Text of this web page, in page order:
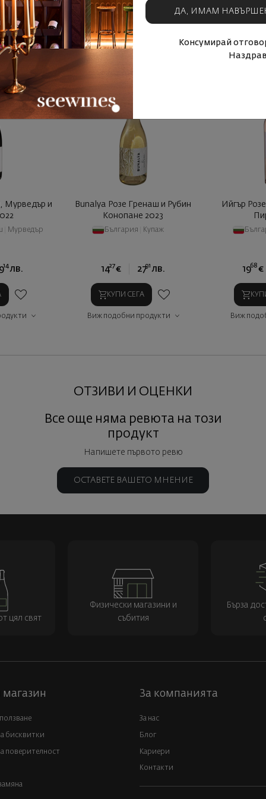
КУПИ СЕГА
Виж подобни продукти
Мурведър и
Мурведър
14 лв.
Bunalya Розе Гренаш и Рубин
Конопане 2023
България Купаж
1427 € 2791 лв.
КУПИ СЕГА
Виж подобни продукти
Ийгър
1968 €
Виж
ОТЗИВИ И ОЦЕНКИ
Все още няма ревюта на този
продукт
Напишете първото ревю
ОСТАВЕТЕ ВАШЕТО МНЕНИЕ
ДА, ИМАМ
Консумирай
цял свят
Физически магазини и
събития
Бърза
бисквитки
поверителност
За компанията
За нас
Блог
Кариери
Контакти